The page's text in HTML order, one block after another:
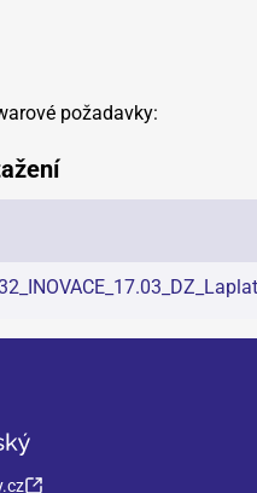
požadavky: